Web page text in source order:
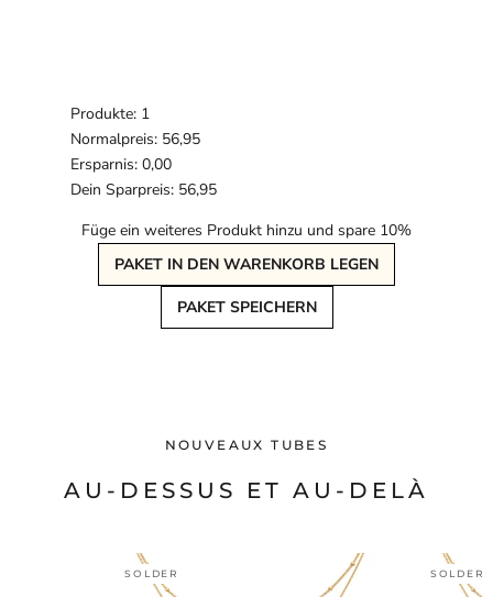
Produkte: 1
Normalpreis: 56,95
Ersparnis: 0,00
Dein Sparpreis: 56,95
Füge ein weiteres Produkt hinzu und spare 10%
PAKET IN DEN WARENKORB LEGEN
PAKET SPEICHERN
NOUVEAUX TUBES
AU-DESSUS ET AU-DELÀ
SOLDER SOLDER